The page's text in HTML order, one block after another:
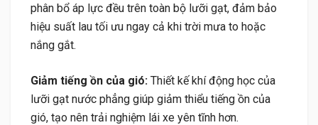
phân bổ áp lực đều trên toàn bộ lưỡi gạt, đảm bảo
hiệu suất lau tối ưu ngay cả khi trời mưa to hoặc
nắng gắt.
Giảm tiếng ồn của gió: Thiết kế khí động học của
lưỡi gạt nước phẳng giúp giảm thiểu tiếng ồn của
gió, tạo nên trải nghiệm lái xe yên tĩnh hơn.